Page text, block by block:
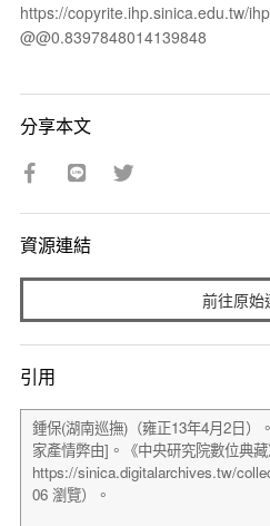
https://copyrite.ihp.sinica.edu.tw/
@@0.8397848014139848
分享本文
資源連結
前往原始
引用